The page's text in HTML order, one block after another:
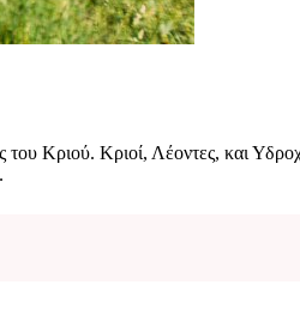
Κριού. Κριοί, Λέοντες, και